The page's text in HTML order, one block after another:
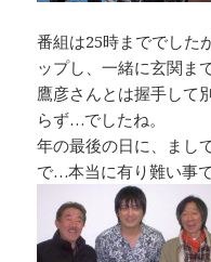
番組は25時まででした
ップし、一緒に玄関まで
鷹彦さんとは握手して
らず…でしたね。
年の最後の日に、まし
で…本当に有り難い事で